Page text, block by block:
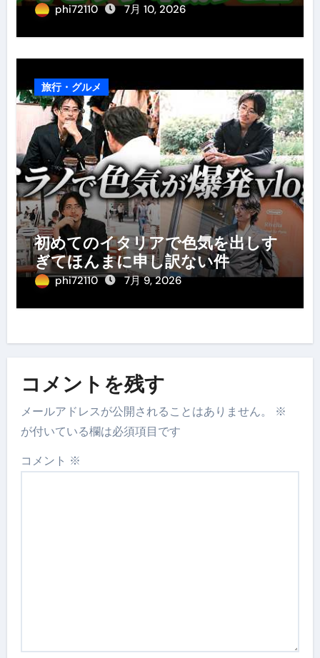
phi72110 7月 10, 2026
旅行・グルメ
初めてのイタリアで色気を出しす
ぎてほんまに申し訳ない件
phi72110 7月 9, 2026
コメントを残す
メールアドレスが公開されることはありません。
※
が付いている欄は必須項目です
コメント ※